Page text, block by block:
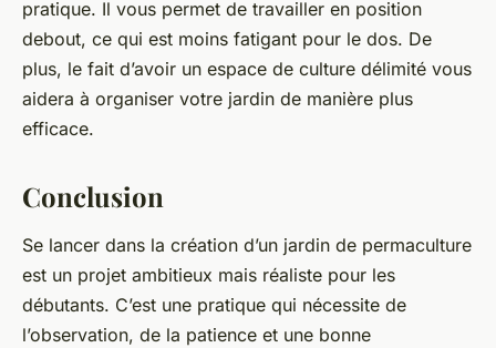
pratique. Il vous permet de travailler en position
debout, ce qui est moins fatigant pour le dos. De
plus, le fait d’avoir un espace de culture délimité vous
aidera à organiser votre jardin de manière plus
efficace.
Conclusion
Se lancer dans la création d’un jardin de permaculture
est un projet ambitieux mais réaliste pour les
débutants. C’est une pratique qui nécessite de
l’observation, de la patience et une bonne